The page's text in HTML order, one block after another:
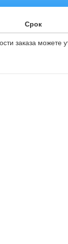
Срок
заказа можете